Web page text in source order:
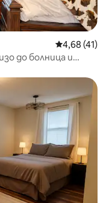
Средна
4,68 (41)
до болница и